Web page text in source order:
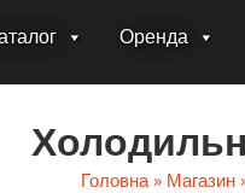
Оренда
Головна» Магазин